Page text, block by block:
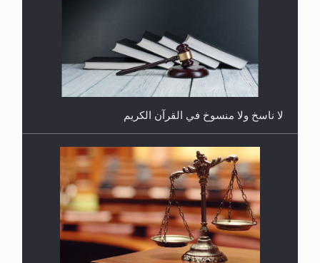
هل يُحسب حول الزكاة وفق السنة الميلادية أو الهجرية؟
هل يجوز فتح مشروع كوافير نسائي للمحجبات وغير
المحجبات؟
لا ناسخ ولا منسوخ في القرآن الكريم